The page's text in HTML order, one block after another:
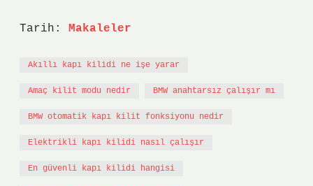
Tarih: Makaleler
Akıllı kapı kilidi ne işe yarar
Amaç kilit modu nedir BMW anahtarsız çalışır mı
BMW otomatik kapı kilit fonksiyonu nedir
Elektrikli kapı kilidi nasıl çalışır
En güvenli kapı kilidi hangisi